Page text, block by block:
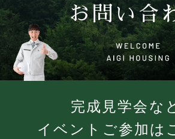
お問い合
完成見学会な
イベントご参加は